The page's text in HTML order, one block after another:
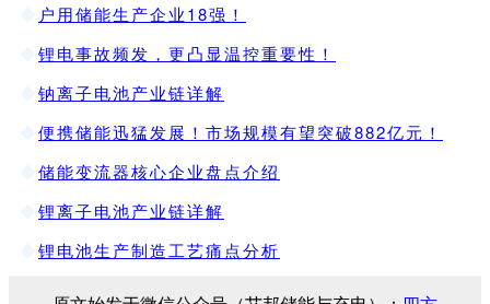
户用储能生产企业18强！
锂电事故频发，更凸显温控重要性！
钠离子电池产业链详解
便携储能迅猛发展！市场规模有望突破882亿元！
储能变流器核心企业盘点介绍
锂离子电池产业链详解
锂电池生产制造工艺痛点分析